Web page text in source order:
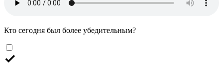
Кто сегодня был более убедительным?